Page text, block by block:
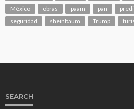
México
obras paam pan
seguridad
sheinbaum Trump
SEARCH